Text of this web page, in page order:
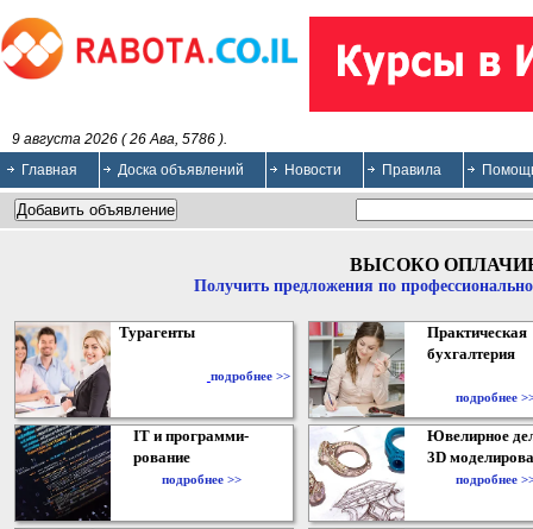
9 августа 2026 ( 26 Ава, 5786 ).
Главная
Доска объявлений Новости Правила
ВЫСОКО
Получить предложения по
Турагенты
подробнее >>
Практическая
бухгалтерия
подробнее
IT и программи-
рование
подробнее >>
Ювелирное
3D
подробнее